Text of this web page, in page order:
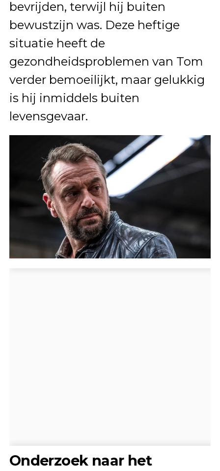
bevrijden, terwijl hij buiten
bewustzijn was. Deze heftige
situatie heeft de
gezondheidsproblemen van Tom
verder bemoeilijkt, maar gelukkig
is hij inmiddels buiten
levensgevaar.
Onderzoek naar het